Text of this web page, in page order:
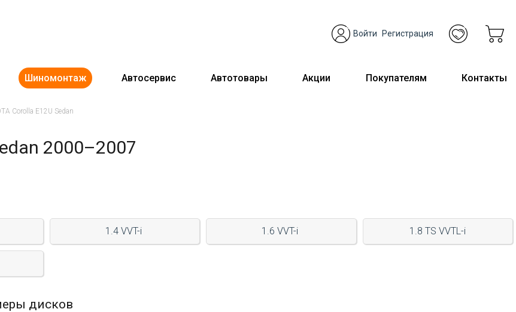
Войти Регистрация
Шиномонтаж Автосервис Автотовары Акции Покупателям Контакты
Corolla E12U Sedan
2000–2007
1.4 VVT-i 1.6 VVT-i 1.8 TS VVTL-i
дисков